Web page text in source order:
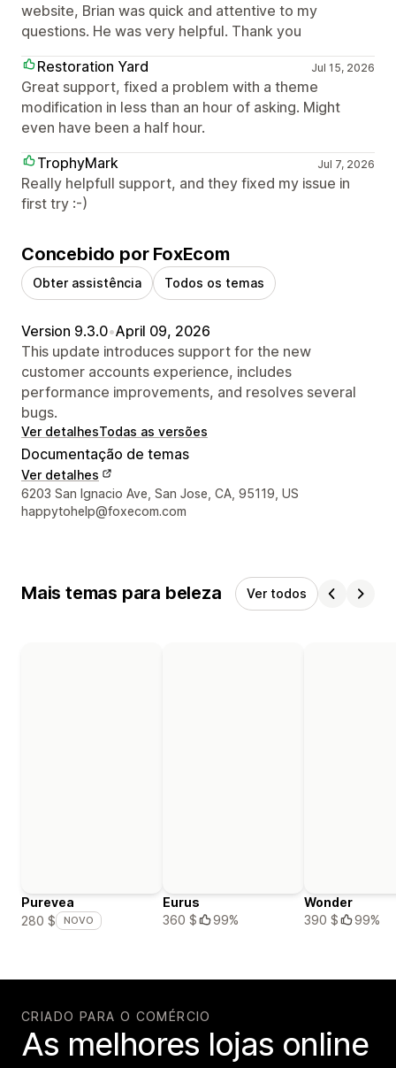
website, Brian was quick and attentive to my
questions. He was very helpful. Thank you
Restoration Yard
Jul 15, 2026
Great support, fixed a problem with a theme
modification in less than an hour of asking. Might
even have been a half hour.
TrophyMark
Jul 7, 2026
Really helpfull support, and they fixed my issue in
first try :-)
Concebido por FoxEcom
Obter assistência Todos os temas
Version 9.3.0•April 09, 2026
This update introduces support for the new
customer accounts experience, includes
performance improvements, and resolves several
bugs.
Ver detalhesTodas as versões
Documentação de temas
Ver detalhes
Detalhes de contacto do designer
6203 San Ignacio Ave, San Jose, CA, 95119, US
happytohelp@foxecom.com
Mais temas para beleza Ver todos
Purevea
280 $
NOVO
Eurus
360 $
99%
Wonder
390 $
99%
CRIADO PARA O COMÉRCIO
As melhores lojas online